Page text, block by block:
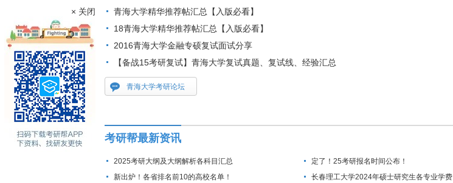
青海大学精华推荐帖汇总【入版必看】
18青海大学精华推荐帖汇总【入版必看】
2016青海大学金融专硕复试面试分享
【备战15考研复试】青海大学复试真题、复试线、经验汇总
青海大学考研论坛
考研帮最新资讯
2025考研大纲及大纲解析各科目汇总
定了！25考研报名时间公布！
新出炉！各省排名前10的高校名单！
长春理工大学2024年硕士研究生各专业学费
× 关闭